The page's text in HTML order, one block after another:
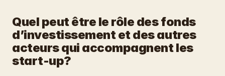
Quel peut être le rôle des fonds
d’investissement et des autres
acteurs qui accompagnent les
start-up?